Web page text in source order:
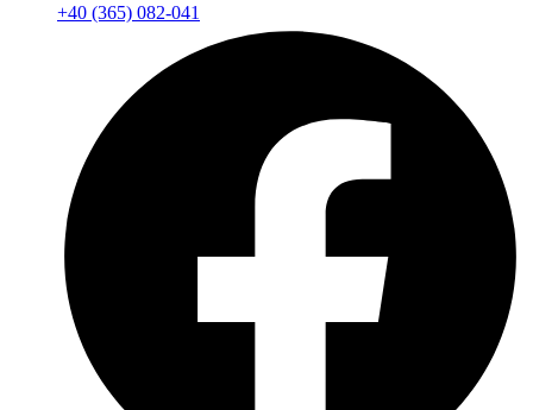
+40 (365) 082-041